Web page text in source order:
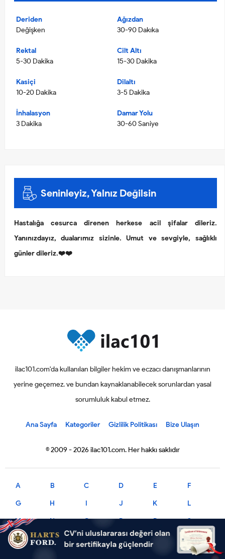
Deriden
Değişken
Ağızdan
30-90 Dakıka
Rektal
5-30 Dakika
Cilt Altı
15-30 Dakika
Kasiçi
10-20 Dakika
Dilaltı
3-5 Dakika
İnhalasyon
3 Dakika
Damar Yolu
30-60 Saniye
Seninleyiz, Yalnız Değilsin
Hastalığa cesurca direnen herkese acil şifalar dileriz.
Yanınızdayız, dualarımız sizinle. Umut ve sevgiyle, sağlıklı
günler dileriz.❤️❤️
ilac101.com'da kullanılan bilgiler hekim ve eczacı danışmanlarının
yerine geçemez. ve bundan kaynaklanabilecek sorunlardan yasal
sorumluluk kabul etmez.
Ana Sayfa Kategoriler Gizlilik Politikası Bize Ulaşın
© 2009 - 2026 ilac101.com. Her hakkı saklıdır
A B C D E F
G H I J K L
M N O P R S
T U V X Y Z